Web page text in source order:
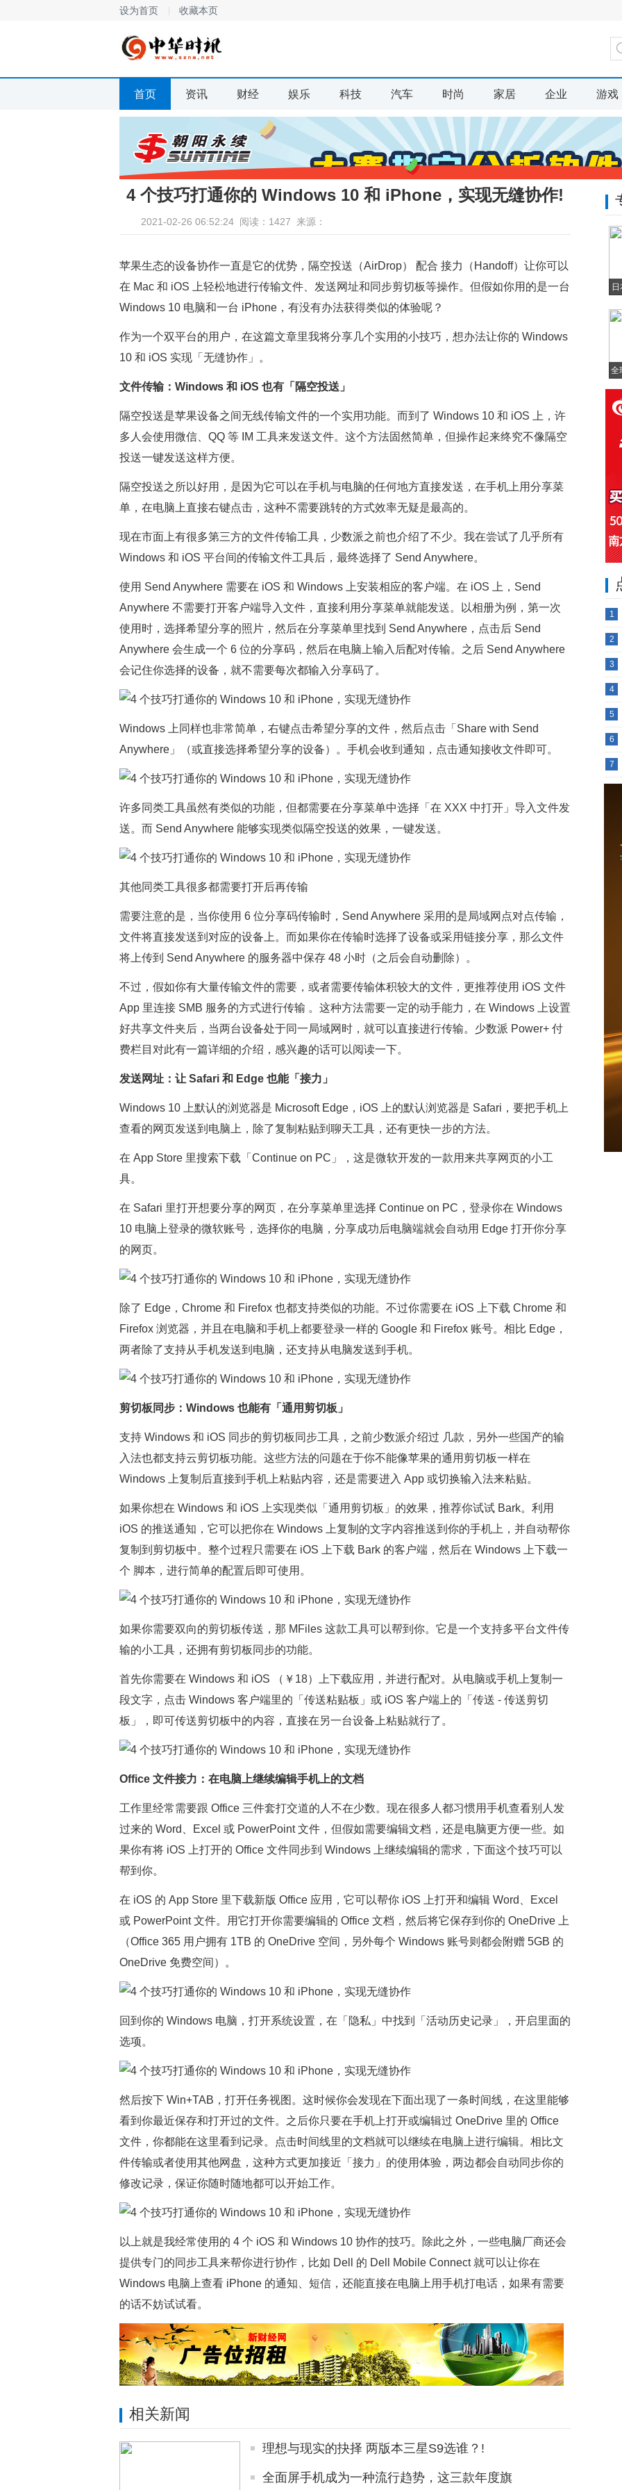
设为首页 收藏本页
首页 资讯 财经 娱乐 科技 汽车 时尚 家居 企业 游戏
4 个技巧打通你的 Windows 10 和 iPhone，实现无缝协作!
2021-02-26 06:52:24 阅读：1427 来源：
苹果生态的设备协作一直是它的优势，隔空投送（AirDrop） 配合 接力（Handoff）让你可以
在 Mac 和 iOS 上轻松地进行传输文件、发送网址和同步剪切板等操作。但假如你用的是一台
Windows 10 电脑和一台 iPhone，有没有办法获得类似的体验呢？
作为一个双平台的用户，在这篇文章里我将分享几个实用的小技巧，想办法让你的 Windows
10 和 iOS 实现「无缝协作」。
文件传输：Windows 和 iOS 也有「隔空投送」
隔空投送是苹果设备之间无线传输文件的一个实用功能。而到了 Windows 10 和 iOS 上，许
多人会使用微信、QQ 等 IM 工具来发送文件。这个方法固然简单，但操作起来终究不像隔空
投送一键发送这样方便。
隔空投送之所以好用，是因为它可以在手机与电脑的任何地方直接发送，在手机上用分享菜
单，在电脑上直接右键点击，这种不需要跳转的方式效率无疑是最高的。
现在市面上有很多第三方的文件传输工具，少数派之前也介绍了不少。我在尝试了几乎所有
Windows 和 iOS 平台间的传输文件工具后，最终选择了 Send Anywhere。
使用 Send Anywhere 需要在 iOS 和 Windows 上安装相应的客户端。在 iOS 上，Send
Anywhere 不需要打开客户端导入文件，直接利用分享菜单就能发送。以相册为例，第一次
使用时，选择希望分享的照片，然后在分享菜单里找到 Send Anywhere，点击后 Send
Anywhere 会生成一个 6 位的分享码，然后在电脑上输入后配对传输。之后 Send Anywhere
会记住你选择的设备，就不需要每次都输入分享码了。
Windows 上同样也非常简单，右键点击希望分享的文件，然后点击「Share with Send
Anywhere」（或直接选择希望分享的设备）。手机会收到通知，点击通知接收文件即可。
许多同类工具虽然有类似的功能，但都需要在分享菜单中选择「在 XXX 中打开」导入文件发
送。而 Send Anywhere 能够实现类似隔空投送的效果，一键发送。
其他同类工具很多都需要打开后再传输
需要注意的是，当你使用 6 位分享码传输时，Send Anywhere 采用的是局域网点对点传输，
文件将直接发送到对应的设备上。而如果你在传输时选择了设备或采用链接分享，那么文件
将上传到 Send Anywhere 的服务器中保存 48 小时（之后会自动删除）。
不过，假如你有大量传输文件的需要，或者需要传输体积较大的文件，更推荐使用 iOS 文件
App 里连接 SMB 服务的方式进行传输 。这种方法需要一定的动手能力，在 Windows 上设置
好共享文件夹后，当两台设备处于同一局域网时，就可以直接进行传输。少数派 Power+ 付
费栏目对此有一篇详细的介绍，感兴趣的话可以阅读一下。
发送网址：让 Safari 和 Edge 也能「接力」
Windows 10 上默认的浏览器是 Microsoft Edge，iOS 上的默认浏览器是 Safari，要把手机上
查看的网页发送到电脑上，除了复制粘贴到聊天工具，还有更快一步的方法。
在 App Store 里搜索下载「Continue on PC」，这是微软开发的一款用来共享网页的小工
具。
在 Safari 里打开想要分享的网页，在分享菜单里选择 Continue on PC，登录你在 Windows
10 电脑上登录的微软账号，选择你的电脑，分享成功后电脑端就会自动用 Edge 打开你分享
的网页。
除了 Edge，Chrome 和 Firefox 也都支持类似的功能。不过你需要在 iOS 上下载 Chrome 和
Firefox 浏览器，并且在电脑和手机上都要登录一样的 Google 和 Firefox 账号。相比 Edge，
两者除了支持从手机发送到电脑，还支持从电脑发送到手机。
剪切板同步：Windows 也能有「通用剪切板」
支持 Windows 和 iOS 同步的剪切板同步工具，之前少数派介绍过 几款，另外一些国产的输
入法也都支持云剪切板功能。这些方法的问题在于你不能像苹果的通用剪切板一样在
Windows 上复制后直接到手机上粘贴内容，还是需要进入 App 或切换输入法来粘贴。
如果你想在 Windows 和 iOS 上实现类似「通用剪切板」的效果，推荐你试试 Bark。利用
iOS 的推送通知，它可以把你在 Windows 上复制的文字内容推送到你的手机上，并自动帮你
复制到剪切板中。整个过程只需要在 iOS 上下载 Bark 的客户端，然后在 Windows 上下载一
个 脚本，进行简单的配置后即可使用。
如果你需要双向的剪切板传送，那 MFiles 这款工具可以帮到你。它是一个支持多平台文件传
输的小工具，还拥有剪切板同步的功能。
首先你需要在 Windows 和 iOS （￥18）上下载应用，并进行配对。从电脑或手机上复制一
段文字，点击 Windows 客户端里的「传送粘贴板」或 iOS 客户端上的「传送 - 传送剪切
板」，即可传送剪切板中的内容，直接在另一台设备上粘贴就行了。
Office 文件接力：在电脑上继续编辑手机上的文档
工作里经常需要跟 Office 三件套打交道的人不在少数。现在很多人都习惯用手机查看别人发
过来的 Word、Excel 或 PowerPoint 文件，但假如需要编辑文档，还是电脑更方便一些。如
果你有将 iOS 上打开的 Office 文件同步到 Windows 上继续编辑的需求，下面这个技巧可以
帮到你。
在 iOS 的 App Store 里下载新版 Office 应用，它可以帮你 iOS 上打开和编辑 Word、Excel
或 PowerPoint 文件。用它打开你需要编辑的 Office 文档，然后将它保存到你的 OneDrive 上
（Office 365 用户拥有 1TB 的 OneDrive 空间，另外每个 Windows 账号则都会附赠 5GB 的
OneDrive 免费空间）。
回到你的 Windows 电脑，打开系统设置，在「隐私」中找到「活动历史记录」，开启里面的
选项。
然后按下 Win+TAB，打开任务视图。这时候你会发现在下面出现了一条时间线，在这里能够
看到你最近保存和打开过的文件。之后你只要在手机上打开或编辑过 OneDrive 里的 Office
文件，你都能在这里看到记录。点击时间线里的文档就可以继续在电脑上进行编辑。相比文
件传输或者使用其他网盘，这种方式更加接近「接力」的使用体验，两边都会自动同步你的
修改记录，保证你随时随地都可以开始工作。
以上就是我经常使用的 4 个 iOS 和 Windows 10 协作的技巧。除此之外，一些电脑厂商还会
提供专门的同步工具来帮你进行协作，比如 Dell 的 Dell Mobile Connect 就可以让你在
Windows 电脑上查看 iPhone 的通知、短信，还能直接在电脑上用手机打电话，如果有需要
的话不妨试试看。
相关新闻
理想与现实的抉择 两版本三星S9选谁？!
全面屏手机成为一种流行趋势，这三款年度旗
全
1
2
3
4
5
6
7